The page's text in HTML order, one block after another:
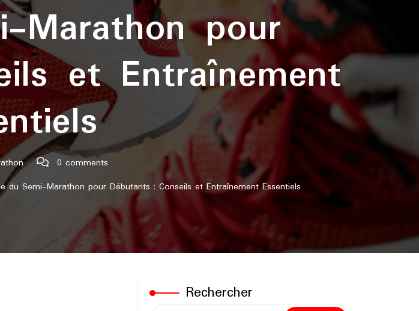
Marathon pour
et Entraînement
0 comments
Semi-Marathon pour Débutants : Conseils et Entraînement Essentiels
Rechercher